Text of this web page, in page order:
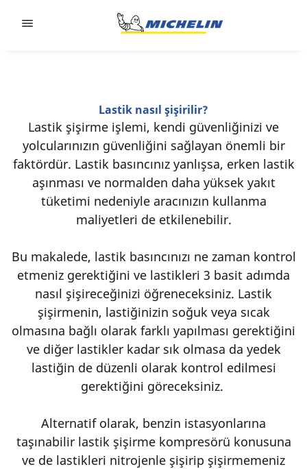
Lastik nasıl şişirilir?
Lastik şişirme işlemi, kendi güvenliğinizi ve
yolcularınızın güvenliğini sağlayan önemli bir
faktördür. Lastik basıncınız yanlışsa, erken lastik
aşınması ve normalden daha yüksek yakıt
tüketimi nedeniyle aracınızın kullanma
maliyetleri de etkilenebilir.
Bu makalede, lastik basıncınızı ne zaman kontrol
etmeniz gerektiğini ve lastikleri 3 basit adımda
nasıl şişireceğinizi öğreneceksiniz. Lastik
şişirmenin, lastiğinizin soğuk veya sıcak
olmasına bağlı olarak farklı yapılması gerektiğini
ve diğer lastikler kadar sık olmasa da yedek
lastiğin de düzenli olarak kontrol edilmesi
gerektiğini göreceksiniz.
Alternatif olarak, benzin istasyonlarına
taşınabilir lastik şişirme kompresörü konusuna
ve de lastikleri nitrojenle şişirip şişirmemeniz